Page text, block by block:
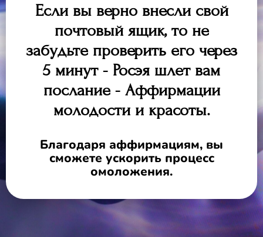
Если вы верно внесли свой
почтовый ящик, то не
забудьте проверить его через
5 минут - Росэя шлет вам
послание - Аффирмации
молодости и красоты.
Благодаря аффирмациям, вы
сможете ускорить процесс
омоложения.